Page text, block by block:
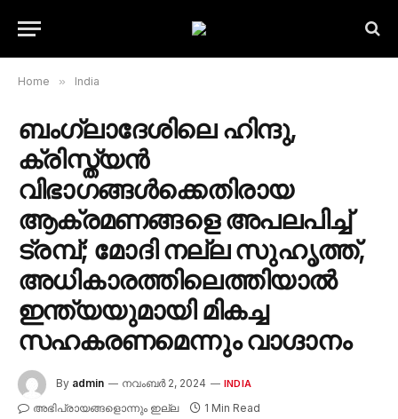
Home » India
ബംഗ്ലാദേശിലെ ഹിന്ദു,
ക്രിസ്ത്യൻ
വിഭാഗങ്ങൾക്കെതിരായ
ആക്രമണങ്ങളെ അപലപിച്ച്
ട്രമ്പ്; മോദി നല്ല സുഹൃത്ത്,
അധികാരത്തിലെത്തിയാൽ
ഇന്ത്യയുമായി മികച്ച
സഹകരണമെന്നും വാഗ്ദാനം
By admin നവംബർ 2, 2024 INDIA
അഭിപ്രായങ്ങളൊന്നും ഇല്ല 1 Min Read